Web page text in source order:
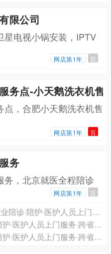
限公司
星电视小锅安装，IPTV
网店第1年 百
务点-小天鹅洗衣机售
，合肥小天鹅洗衣机售
网店第1年 百
务
，北京就医全程陪诊
网店第1年 百
北京市朝阳区十八里店正规专业陪诊·陪护·医护人员上门服务·跨省长途救护车转运一站式服务电话预约
北京市大兴区正规专业陪诊·陪护·医护人员上门服务·跨省长途救护车转运一站式服务电话预约
北京市丰台区正规专业陪诊·陪护·医护人员上门服务·跨省长途救护车转运一站式服务电话预约